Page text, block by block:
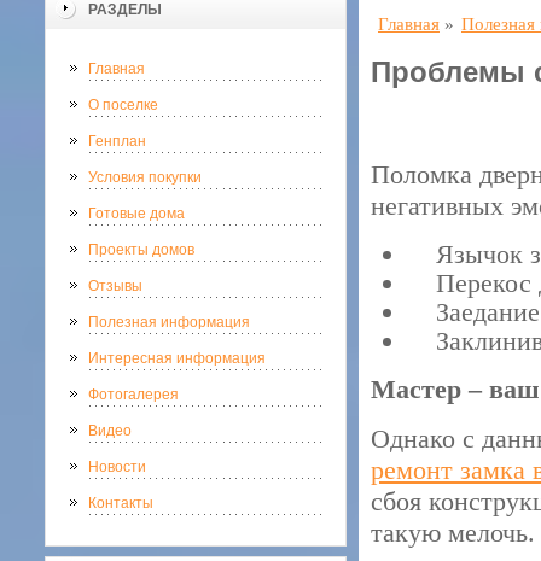
РАЗДЕЛЫ
Главная
О поселке
Генплан
Условия покупки
Готовые дома
Проекты домов
Отзывы
Полезная информация
Интересная информация
Фотогалерея
Видео
Новости
Контакты
Главная »
Проблемы
Поломка
негативных
Язычок
Перекос
Мастер –
Однако с
ремонт замка
сбоя
такую мелочь.